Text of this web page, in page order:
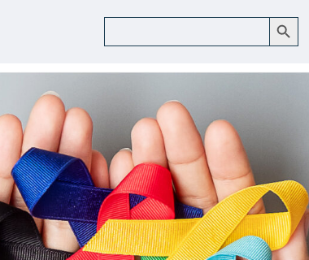
Buscar: Botón de búsqueda